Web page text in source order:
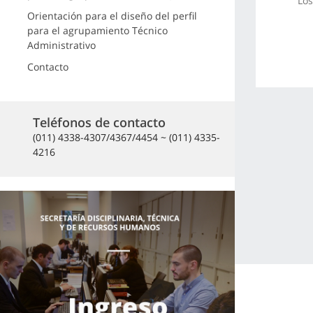
Orientación para el diseño del perfil
para el agrupamiento Técnico
Administrativo
Contacto
Teléfonos de contacto
(011) 4338-4307/4367/4454 ~ (011) 4335-
4216